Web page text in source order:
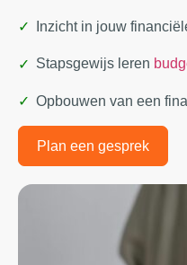
Inzicht in jouw
Stapsgewijs leren
Opbouwen van een
Plan een gesprek